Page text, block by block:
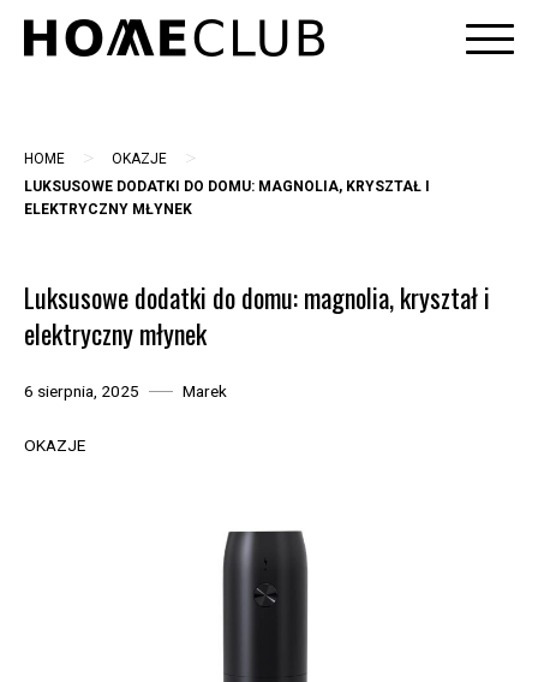
Skip
HOME > OKAZJE >
LUKSUSOWE DODATKI DO DOMU: MAGNOLIA, KRYSZTAŁ I
ELEKTRYCZNY MŁYNEK
Luksusowe dodatki do domu: magnolia, kryształ i
elektryczny młynek
6 sierpnia, 2025 Marek
OKAZJE